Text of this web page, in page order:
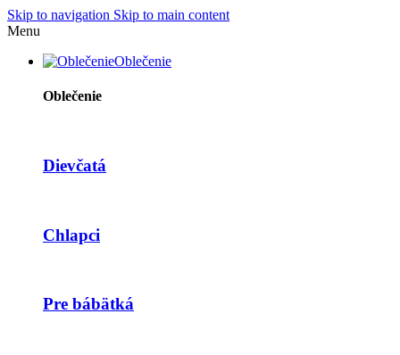
Skip to navigation Skip to main content
Menu
Oblečenie
Oblečenie
Dievčatá
Chlapci
Pre bábätká